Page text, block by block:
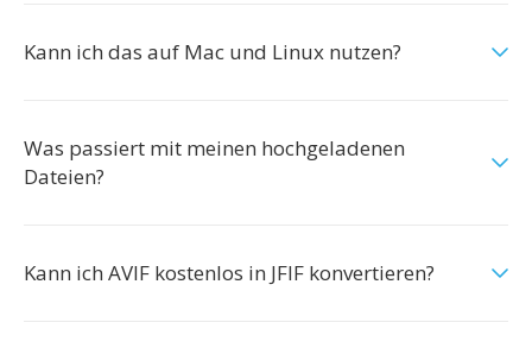
Kann ich das auf Mac und Linux nutzen?
Was passiert mit meinen hochgeladenen
Dateien?
Kann ich AVIF kostenlos in JFIF konvertieren?